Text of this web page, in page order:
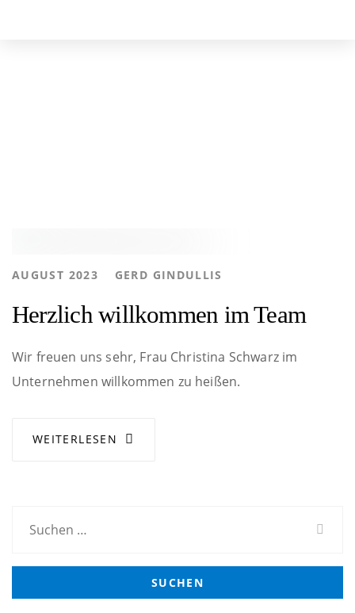
TagsARCHIV
AUGUST 2023 AUTHOR
GERD GINDULLIS
Herzlich willkommen im Team
Wir freuen uns sehr, Frau Christina Schwarz im
Unternehmen willkommen zu heißen.
WEITERLESEN